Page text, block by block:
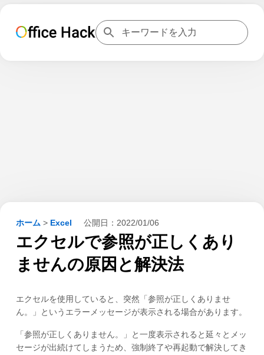
ホーム > Excel 公開日： 2022/01/06
エクセルで参照が正しくあり
ませんの原因と解決法
エクセルを使用していると、突然「参照が正しくありませ
ん。」というエラーメッセージが表示される場合があります。
「参照が正しくありません。」と一度表示されると延々とメッ
セージが出続けてしまうため、強制終了や再起動で解決してき